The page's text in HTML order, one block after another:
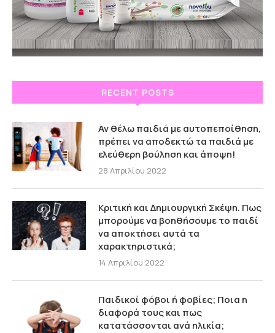
RECENT POSTS
Αν θέλω παιδιά με αυτοπεποίθηση,
πρέπει να αποδεκτώ τα παιδιά με
ελεύθερη βούληση και άποψη!
28 Απριλίου 2022
Κριτική και Δημιουργική Σκέψη. Πως
μπορούμε να βοηθήσουμε το παιδί
να αποκτήσει αυτά τα
χαρακτηριστικά;
14 Απριλίου 2022
Παιδικοί φόβοι ή φοβίες; Ποια η
διαφορά τους και πως
κατατάσσονται ανά ηλικία;